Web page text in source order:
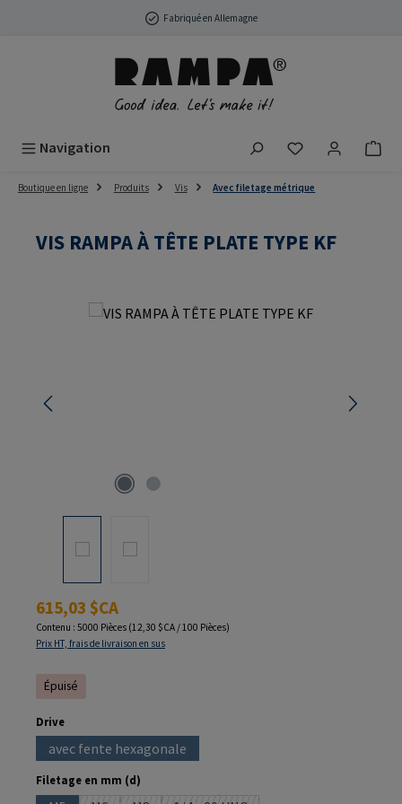
Passer au contenu principalFabriqué en Allemagne
Navigation Vous avez 0
Boutique en ligne Produits Vis Avec filetage métrique
VIS RAMPA À TÊTE PLATE TYPE KF
Ignorer la galerie d'images
Prix régulier :
615,03 $CA
Contenu : 5000 Pièces (12,30 $CA / 100 Pièces)
Prix HT, frais de livraison en sus
Épuisé
Sélectionnez
Drive
avec fente hexagonale(Cette option n'est pas disponible pour le moment.)
Sélectionnez
Filetage en mm (d)